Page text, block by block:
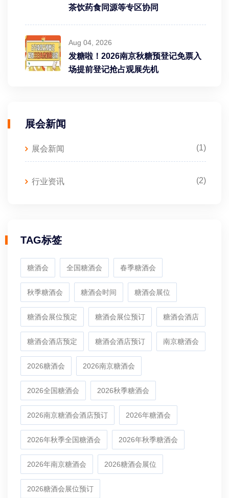
茶饮药食同源等专区协同
Aug 04, 2026
发糖啦！2026南京秋糖预登记免票入
场提前登记抢占观展先机
展会新闻
展会新闻 (1)
行业资讯 (2)
TAG标签
糖酒会 全国糖酒会 春季糖酒会
秋季糖酒会 糖酒会时间 糖酒会展位
糖酒会展位预定 糖酒会展位预订 糖酒会酒店
糖酒会酒店预定 糖酒会酒店预订 南京糖酒会
2026糖酒会 2026南京糖酒会
2026全国糖酒会 2026秋季糖酒会
2026南京糖酒会酒店预订 2026年糖酒会
2026年秋季全国糖酒会 2026年秋季糖酒会
2026年南京糖酒会 2026糖酒会展位
2026糖酒会展位预订